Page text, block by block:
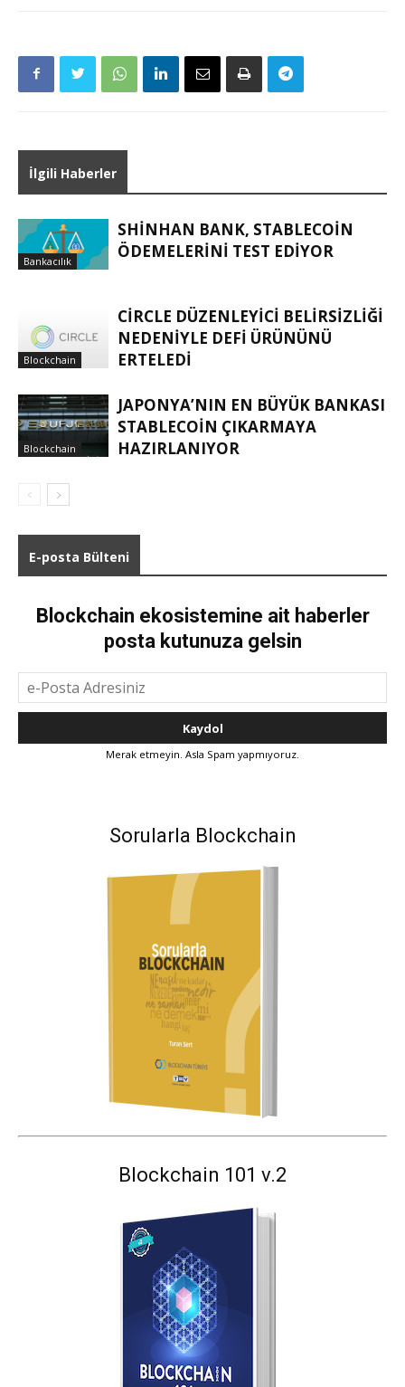
İlgili Haberler
Bankacılık
SHINHAN BANK, STABLECOIN
ÖDEMELERINI TEST EDIYOR
Blockchain
CIRCLE DÜZENLEYICI BELIRSIZLIĞI
NEDENIYLE DEFI ÜRÜNÜNÜ
ERTELEDI
Blockchain
JAPONYA’NIN EN BÜYÜK BANKASI
STABLECOIN ÇIKARMAYA
HAZIRLANIYOR
E-posta Bülteni
Blockchain ekosistemine ait haberler
posta kutunuza gelsin
Merak etmeyin. Asla Spam yapmıyoruz.
Sorularla Blockchain
Blockchain 101 v.2